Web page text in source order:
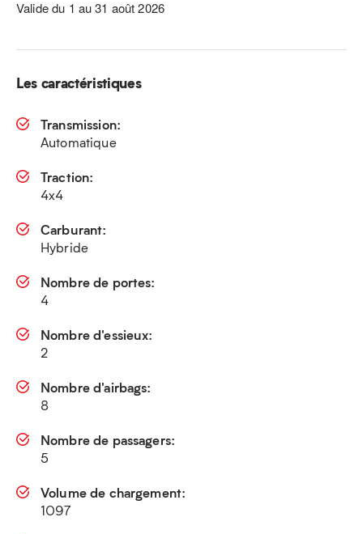
Valide du 1 au 31 août 2026
Les caractéristiques
Transmission:
Automatique
Traction:
4x4
Carburant:
Hybride
Nombre de portes:
4
Nombre d'essieux:
2
Nombre d'airbags:
8
Nombre de passagers:
5
Volume de chargement:
1097